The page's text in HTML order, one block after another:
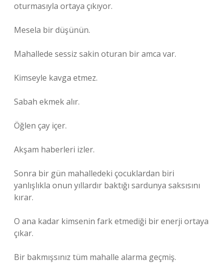
oturmasıyla ortaya çıkıyor.
Mesela bir düşünün.
Mahallede sessiz sakin oturan bir amca var.
Kimseyle kavga etmez.
Sabah ekmek alır.
Öğlen çay içer.
Akşam haberleri izler.
Sonra bir gün mahalledeki çocuklardan biri
yanlışlıkla onun yıllardır baktığı sardunya saksısını
kırar.
O ana kadar kimsenin fark etmediği bir enerji ortaya
çıkar.
Bir bakmışsınız tüm mahalle alarma geçmiş.